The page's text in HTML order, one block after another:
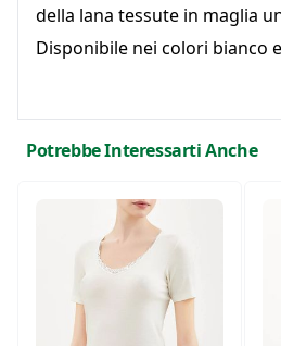
della lana tessute in maglia
Disponibile nei colori bianco
Potrebbe Interessarti Anche